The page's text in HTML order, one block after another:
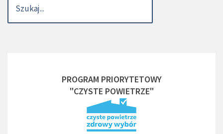
PROGRAM PRIORYTETOWY
"CZYSTE POWIETRZE"